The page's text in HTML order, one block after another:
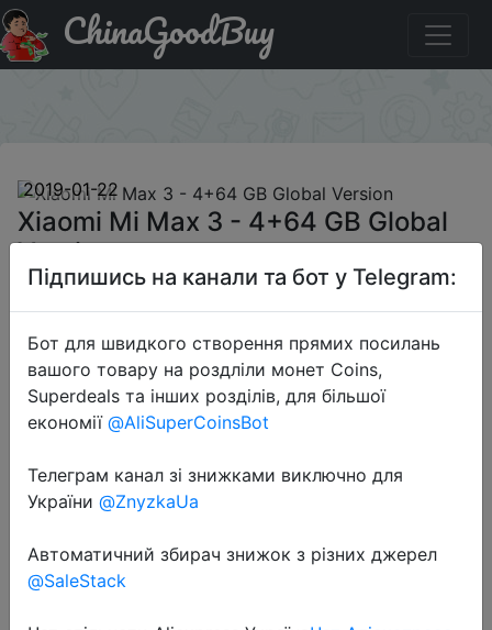
Код на знижку GBMP0OLK8 Xiaomi Mi Max 3 - 4+64 GB
Global VersionChinaGoodBuy
2019-01-22
Xiaomi Mi Max 3 - 4+64 GB Global
Version
$234
Промокод:"GBMP0OLK8"
Підпишись на канали та бот у Telegram:
Бот для швидкого створення прямих посилань
вашого товару на роздліли монет Coins,
Superdeals та інших розділів, для більшої
економії @AliSuperCoinsBot
Телеграм канал зі знижками виключно для
України @ZnyzkaUa
Автоматичний збирач знижок з різних джерел
@SaleStack